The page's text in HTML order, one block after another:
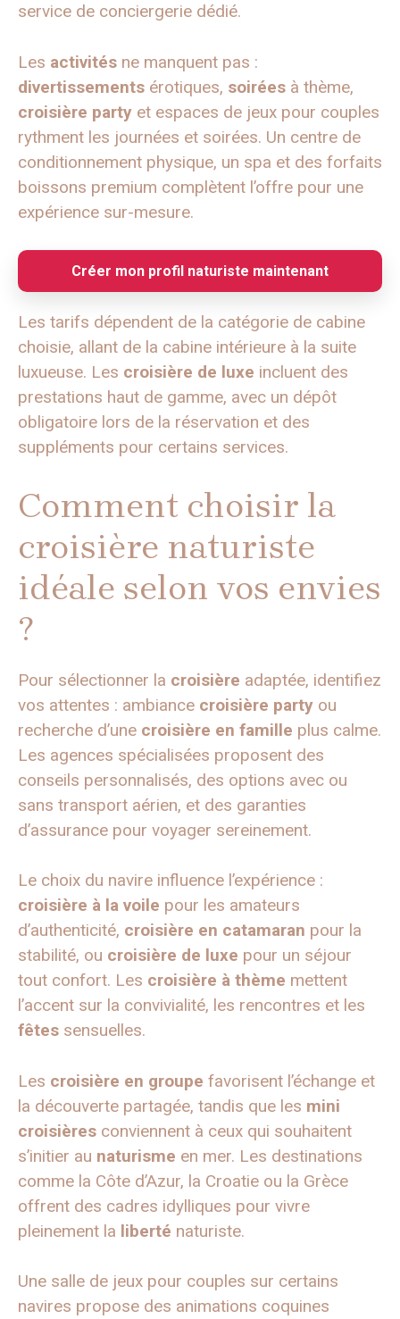
service de conciergerie dédié.
Les activités ne manquent pas :
divertissements érotiques, soirées à thème,
croisière party et espaces de jeux pour couples
rythment les journées et soirées. Un centre de
conditionnement physique, un spa et des forfaits
boissons premium complètent l’offre pour une
expérience sur-mesure.
Créer mon profil naturiste maintenant
Les tarifs dépendent de la catégorie de cabine
choisie, allant de la cabine intérieure à la suite
luxueuse. Les croisière de luxe incluent des
prestations haut de gamme, avec un dépôt
obligatoire lors de la réservation et des
suppléments pour certains services.
Comment choisir la
croisière naturiste
idéale selon vos envies
?
Pour sélectionner la croisière adaptée, identifiez
vos attentes : ambiance croisière party ou
recherche d’une croisière en famille plus calme.
Les agences spécialisées proposent des
conseils personnalisés, des options avec ou
sans transport aérien, et des garanties
d’assurance pour voyager sereinement.
Le choix du navire influence l’expérience :
croisière à la voile pour les amateurs
d’authenticité, croisière en catamaran pour la
stabilité, ou croisière de luxe pour un séjour
tout confort. Les croisière à thème mettent
l’accent sur la convivialité, les rencontres et les
fêtes sensuelles.
Les croisière en groupe favorisent l’échange et
la découverte partagée, tandis que les mini
croisières conviennent à ceux qui souhaitent
s’initier au naturisme en mer. Les destinations
comme la Côte d’Azur, la Croatie ou la Grèce
offrent des cadres idylliques pour vivre
pleinement la liberté naturiste.
Une salle de jeux pour couples sur certains
navires propose des animations coquines